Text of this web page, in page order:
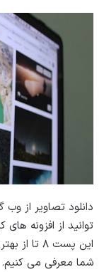
دانلود تصاویر از
توانید از افزونه
این پست ۸
شما معرفی می کنیم.